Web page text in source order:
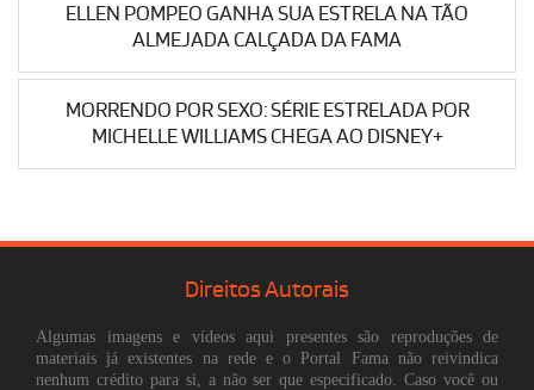
ELLEN POMPEO GANHA SUA ESTRELA NA TÃO
ALMEJADA CALÇADA DA FAMA
MORRENDO POR SEXO: SÉRIE ESTRELADA POR
MICHELLE WILLIAMS CHEGA AO DISNEY+
Direitos Autorais
Algumas imagens e vídeos aqui presentes são reproduções de
materiais já existentes na rede e o Portal Fama não reivindica
nenhum crédito para si, a não ser que especificado. Caso você ou